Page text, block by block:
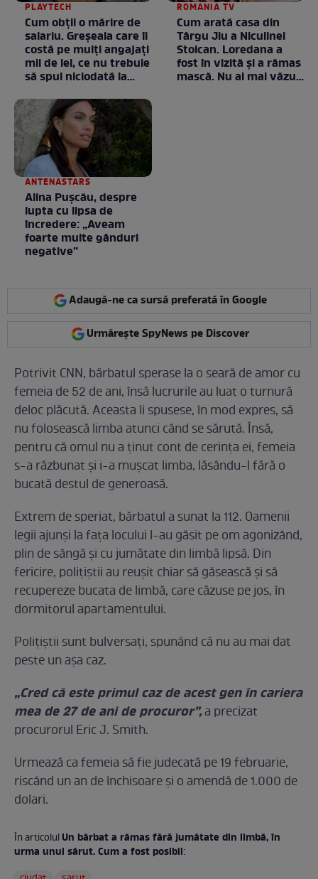
PLAYTECH
Cum obții o mărire de
salariu. Greșeala care îi
costă pe mulți angajați
mii de lei, ce nu trebuie
să spui niciodată la
ROMANIA TV
Cum arată casa din
Târgu Jiu a Niculinei
Stoican. Loredana a
fost în vizită și a rămas
mască. Nu ai mai văzut
ANTENASTARS
Alina Pușcău, despre
lupta cu lipsa de
încredere: „Aveam
foarte multe gânduri
negative”
Adaugă-ne ca sursă preferată în Google
Urmărește SpyNews pe Discover
Potrivit CNN, bărbatul sperase la o seară de amor cu
femeia de 52 de ani, însă lucrurile au luat o turnură
deloc plăcută. Aceasta îi spusese, în mod expres, să
nu folosească limba atunci când se sărută. Însă,
pentru că omul nu a ținut cont de cerința ei, femeia
s-a răzbunat și i-a mușcat limba, lăsându-l fără o
bucată destul de generoasă.
Extrem de speriat, bărbatul a sunat la 112. Oamenii
legii ajunși la fața locului l-au găsit pe om agonizând,
plin de sângă și cu jumătate din limbă lipsă. Din
fericire, polițiștii au reușit chiar să găsească și să
recupereze bucata de limbă, care căzuse pe jos, în
dormitorul apartamentului.
Polițiștii sunt bulversați, spunând că nu au mai dat
peste un așa caz.
„Cred că este primul caz de acest gen în cariera
mea de 27 de ani de procuror”,a precizat
procurorul Eric J. Smith.
Urmează ca femeia să fie judecată pe 19 februarie,
riscând un an de închisoare și o amendă de 1.000 de
dolari.
În articolulUn bărbat a rămas fără jumătate din limbă, în
urma unui sărut. Cum a fost posibil: